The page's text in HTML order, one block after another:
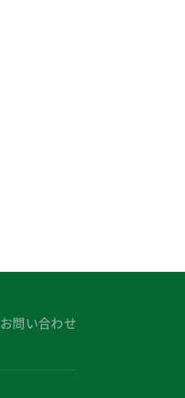
お問い合わせ